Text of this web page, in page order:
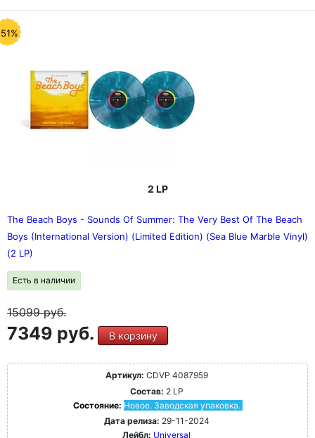
2 LP
The Beach Boys - Sounds Of Summer: The Very Best Of The Beach
Boys (International Version) (Limited Edition) (Sea Blue Marble Vinyl)
(2 LP)
Есть в наличии
15099руб.
7349 руб. В корзину
Артикул: CDVP 4087959
Состав: 2 LP
Состояние: Новое. Заводская упаковка.
Дата релиза: 29-11-2024
Лейбл: Universal